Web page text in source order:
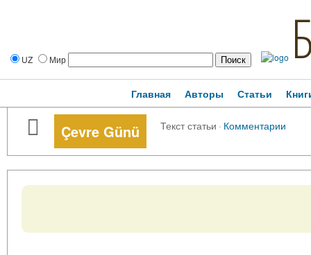
UZ Мир
Главная Авторы Статьи
Çevre Günü Текст статьи · Комментарии